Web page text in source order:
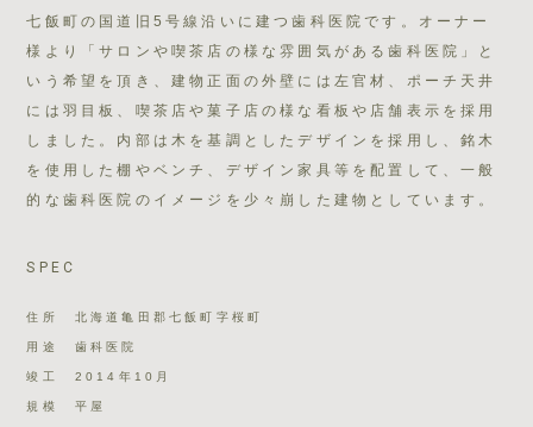
七飯町の国道旧5号線沿いに建つ歯科医院です。オーナー
様より「サロンや喫茶店の様な雰囲気がある歯科医院」と
いう希望を頂き、建物正面の外壁には左官材、ポーチ天井
には羽目板、喫茶店や菓子店の様な看板や店舗表示を採用
しました。内部は木を基調としたデザインを採用し、銘木
を使用した棚やベンチ、デザイン家具等を配置して、一般
的な歯科医院のイメージを少々崩した建物としています。
SPEC
住所 北海道亀田郡七飯町字桜町
用途 歯科医院
竣工 2014年10月
規模 平屋